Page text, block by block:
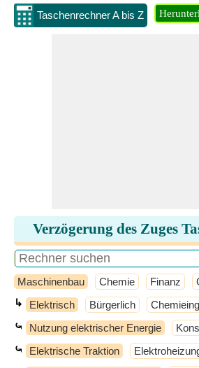
Taschenrechner A bis Z
Verzögerung des Zuges
Maschinenbau Chemie Finanz
↳ Elektrisch Bürgerlich
⤿ Nutzung elektrischer Energie
⤿ Elektrische Traktion